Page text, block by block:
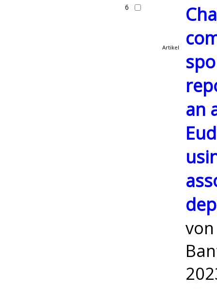
6
Artikel
an